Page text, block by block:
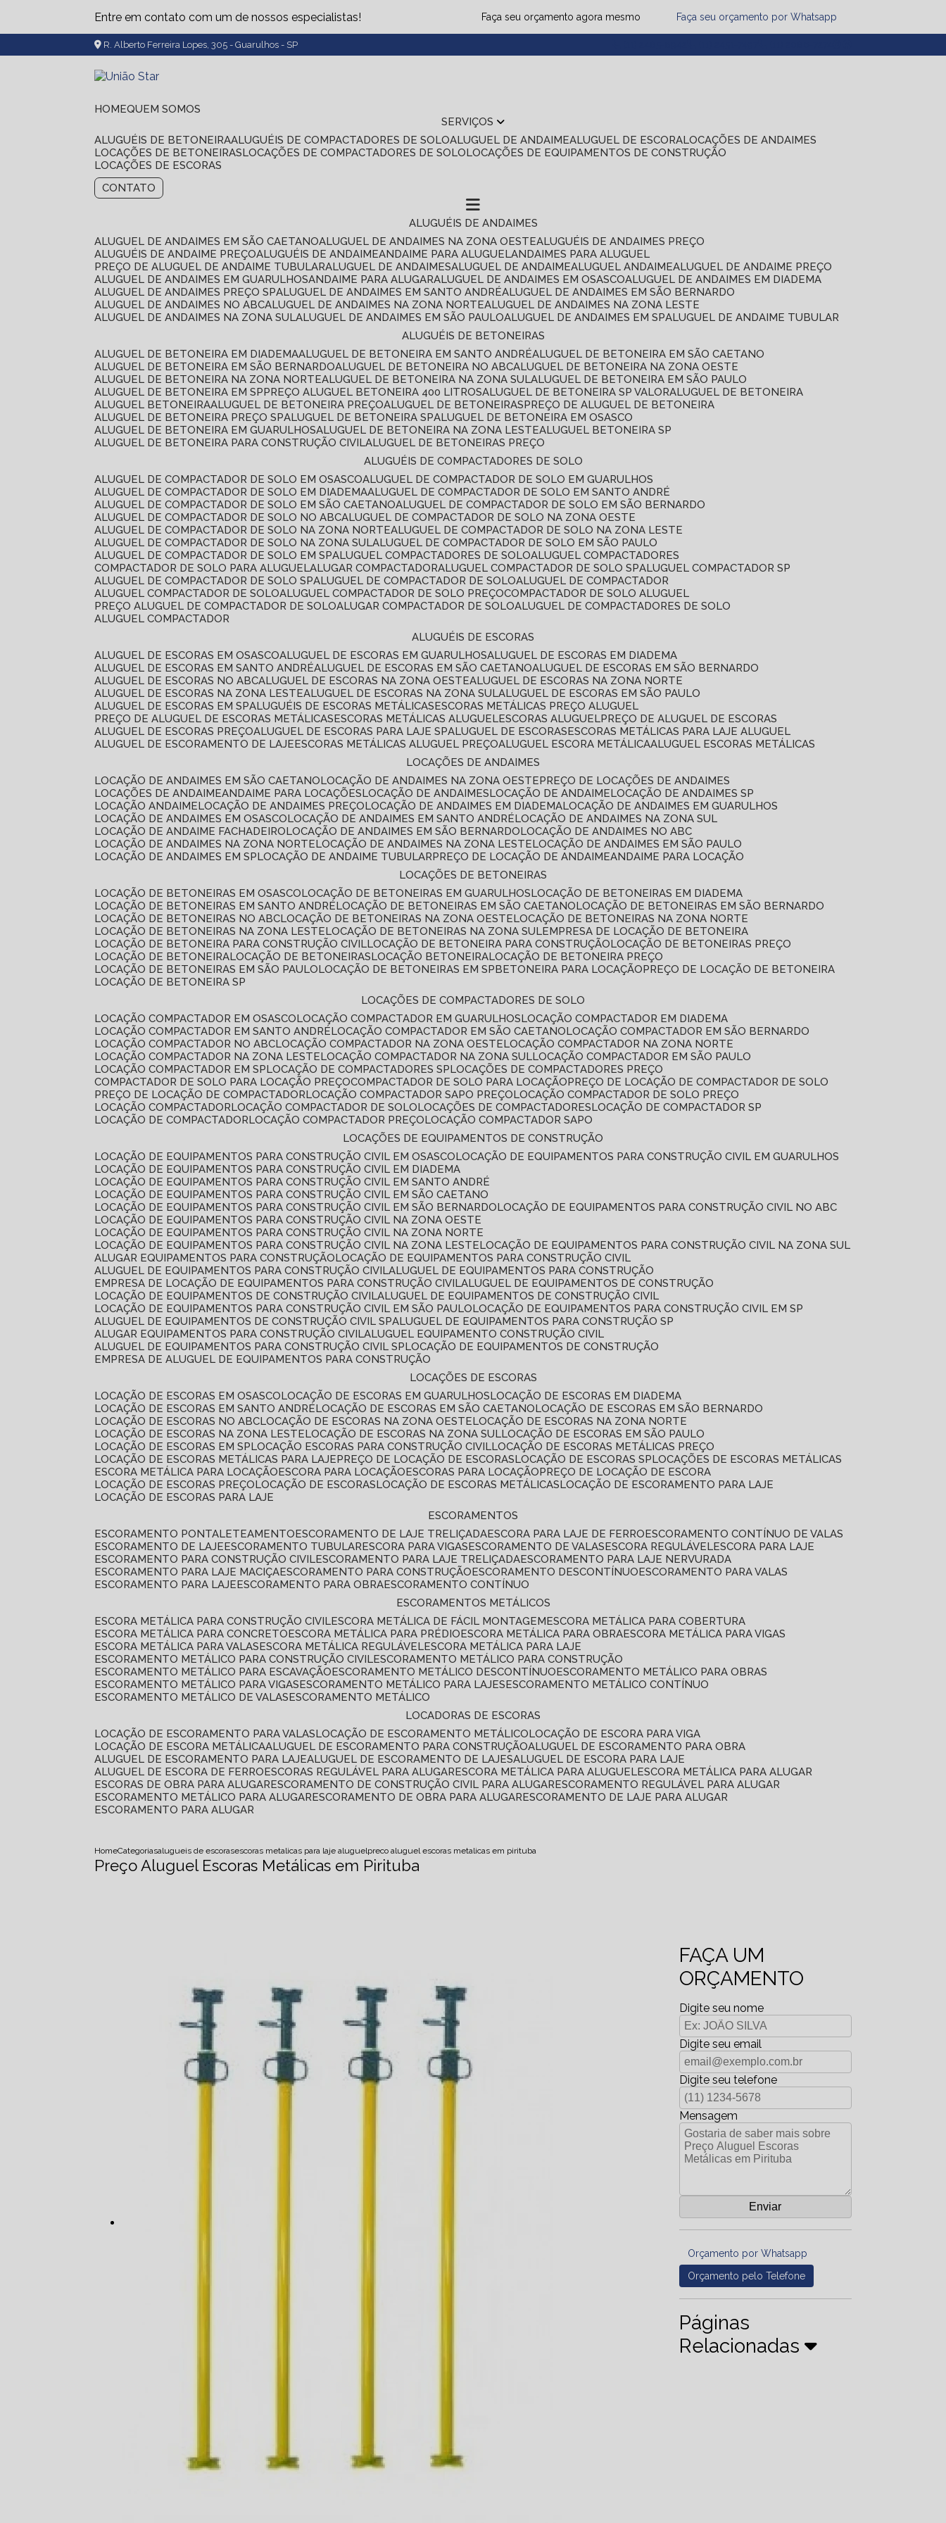
Entre em contato com um de nossos especialistas! Faça seu orçamento agora mesmo Faça seu orçamento por Whatsapp
R. Alberto Ferreira Lopes, 305 - Guarulhos - SP
HOME
QUEM SOMOS
SERVIÇOS
ALUGUÉIS DE BETONEIRA ALUGUÉIS DE COMPACTADORES DE SOLO ALUGUEL DE ANDAIME ALUGUEL DE ESCORA LOCAÇÕES DE ANDAIMES
LOCAÇÕES DE BETONEIRAS LOCAÇÕES DE COMPACTADORES DE SOLO LOCAÇÕES DE EQUIPAMENTOS DE CONSTRUÇÃO
LOCAÇÕES DE ESCORAS
CONTATO
ALUGUÉIS DE ANDAIMES
ALUGUEL DE ANDAIMES EM SÃO CAETANO ALUGUEL DE ANDAIMES NA ZONA OESTE ALUGUÉIS DE ANDAIMES PREÇO
ALUGUÉIS DE ANDAIME PREÇO ALUGUÉIS DE ANDAIME ANDAIME PARA ALUGUEL ANDAIMES PARA ALUGUEL
PREÇO DE ALUGUEL DE ANDAIME TUBULAR ALUGUEL DE ANDAIMES ALUGUEL DE ANDAIME ALUGUEL ANDAIME ALUGUEL DE ANDAIME PREÇO
ALUGUEL DE ANDAIMES EM GUARULHOS ANDAIME PARA ALUGAR ALUGUEL DE ANDAIMES EM OSASCO ALUGUEL DE ANDAIMES EM DIADEMA
ALUGUEL DE ANDAIMES PREÇO SP ALUGUEL DE ANDAIMES EM SANTO ANDRÉ ALUGUEL DE ANDAIMES EM SÃO BERNARDO
ALUGUEL DE ANDAIMES NO ABC ALUGUEL DE ANDAIMES NA ZONA NORTE ALUGUEL DE ANDAIMES NA ZONA LESTE
ALUGUEL DE ANDAIMES NA ZONA SUL ALUGUEL DE ANDAIMES EM SÃO PAULO ALUGUEL DE ANDAIMES EM SP ALUGUEL DE ANDAIME TUBULAR
ALUGUÉIS DE BETONEIRAS
ALUGUEL DE BETONEIRA EM DIADEMA ALUGUEL DE BETONEIRA EM SANTO ANDRÉ ALUGUEL DE BETONEIRA EM SÃO CAETANO
ALUGUEL DE BETONEIRA EM SÃO BERNARDO ALUGUEL DE BETONEIRA NO ABC ALUGUEL DE BETONEIRA NA ZONA OESTE
ALUGUEL DE BETONEIRA NA ZONA NORTE ALUGUEL DE BETONEIRA NA ZONA SUL ALUGUEL DE BETONEIRA EM SÃO PAULO
ALUGUEL DE BETONEIRA EM SP
PREÇO ALUGUEL BETONEIRA 400 LITROS ALUGUEL DE BETONEIRA SP VALOR ALUGUEL DE BETONEIRA
ALUGUEL BETONEIRA ALUGUEL DE BETONEIRA PREÇO ALUGUEL DE BETONEIRAS
PREÇO DE ALUGUEL DE BETONEIRA
ALUGUEL DE BETONEIRA PREÇO SP ALUGUEL DE BETONEIRA SP ALUGUEL DE BETONEIRA EM OSASCO
ALUGUEL DE BETONEIRA EM GUARULHOS ALUGUEL DE BETONEIRA NA ZONA LESTE ALUGUEL BETONEIRA SP
ALUGUEL DE BETONEIRA PARA CONSTRUÇÃO CIVIL ALUGUEL DE BETONEIRAS PREÇO
ALUGUÉIS DE COMPACTADORES DE SOLO
ALUGUEL DE COMPACTADOR DE SOLO EM OSASCO ALUGUEL DE COMPACTADOR DE SOLO EM GUARULHOS
ALUGUEL DE COMPACTADOR DE SOLO EM DIADEMA ALUGUEL DE COMPACTADOR DE SOLO EM SANTO ANDRÉ
ALUGUEL DE COMPACTADOR DE SOLO EM SÃO CAETANO ALUGUEL DE COMPACTADOR DE SOLO EM SÃO BERNARDO
ALUGUEL DE COMPACTADOR DE SOLO NO ABC ALUGUEL DE COMPACTADOR DE SOLO NA ZONA OESTE
ALUGUEL DE COMPACTADOR DE SOLO NA ZONA NORTE ALUGUEL DE COMPACTADOR DE SOLO NA ZONA LESTE
ALUGUEL DE COMPACTADOR DE SOLO NA ZONA SUL ALUGUEL DE COMPACTADOR DE SOLO EM SÃO PAULO
ALUGUEL DE COMPACTADOR DE SOLO EM SP ALUGUEL COMPACTADORES DE SOLO ALUGUEL COMPACTADORES
COMPACTADOR DE SOLO PARA ALUGUEL ALUGAR COMPACTADOR ALUGUEL COMPACTADOR DE SOLO SP ALUGUEL COMPACTADOR SP
ALUGUEL DE COMPACTADOR DE SOLO SP ALUGUEL DE COMPACTADOR DE SOLO ALUGUEL DE COMPACTADOR
ALUGUEL COMPACTADOR DE SOLO ALUGUEL COMPACTADOR DE SOLO PREÇO COMPACTADOR DE SOLO ALUGUEL
PREÇO ALUGUEL DE COMPACTADOR DE SOLO ALUGAR COMPACTADOR DE SOLO ALUGUEL DE COMPACTADORES DE SOLO
ALUGUEL COMPACTADOR
ALUGUÉIS DE ESCORAS
ALUGUEL DE ESCORAS EM OSASCO ALUGUEL DE ESCORAS EM GUARULHOS ALUGUEL DE ESCORAS EM DIADEMA
ALUGUEL DE ESCORAS EM SANTO ANDRÉ ALUGUEL DE ESCORAS EM SÃO CAETANO ALUGUEL DE ESCORAS EM SÃO BERNARDO
ALUGUEL DE ESCORAS NO ABC ALUGUEL DE ESCORAS NA ZONA OESTE ALUGUEL DE ESCORAS NA ZONA NORTE
ALUGUEL DE ESCORAS NA ZONA LESTE ALUGUEL DE ESCORAS NA ZONA SUL ALUGUEL DE ESCORAS EM SÃO PAULO
ALUGUEL DE ESCORAS EM SP ALUGUÉIS DE ESCORAS METÁLICAS
ESCORAS METÁLICAS PREÇO ALUGUEL
PREÇO DE ALUGUEL DE ESCORAS METÁLICAS
ESCORAS METÁLICAS ALUGUEL ESCORAS ALUGUEL
PREÇO DE ALUGUEL DE ESCORAS
ALUGUEL DE ESCORAS PREÇO ALUGUEL DE ESCORAS PARA LAJE SP ALUGUEL DE ESCORAS
ESCORAS METÁLICAS PARA LAJE ALUGUEL
ALUGUEL DE ESCORAMENTO DE LAJE
ESCORAS METÁLICAS ALUGUEL PREÇO ALUGUEL ESCORA METÁLICA ALUGUEL ESCORAS METÁLICAS
LOCAÇÕES DE ANDAIMES
LOCAÇÃO DE ANDAIMES EM SÃO CAETANO LOCAÇÃO DE ANDAIMES NA ZONA OESTE
PREÇO DE LOCAÇÕES DE ANDAIMES
LOCAÇÕES DE ANDAIME ANDAIME PARA LOCAÇÕES LOCAÇÃO DE ANDAIMES LOCAÇÃO DE ANDAIME LOCAÇÃO DE ANDAIMES SP
LOCAÇÃO ANDAIME LOCAÇÃO DE ANDAIMES PREÇO LOCAÇÃO DE ANDAIMES EM DIADEMA LOCAÇÃO DE ANDAIMES EM GUARULHOS
LOCAÇÃO DE ANDAIMES EM OSASCO LOCAÇÃO DE ANDAIMES EM SANTO ANDRÉ LOCAÇÃO DE ANDAIMES NA ZONA SUL
LOCAÇÃO DE ANDAIME FACHADEIRO LOCAÇÃO DE ANDAIMES EM SÃO BERNARDO LOCAÇÃO DE ANDAIMES NO ABC
LOCAÇÃO DE ANDAIMES NA ZONA NORTE LOCAÇÃO DE ANDAIMES NA ZONA LESTE LOCAÇÃO DE ANDAIMES EM SÃO PAULO
LOCAÇÃO DE ANDAIMES EM SP LOCAÇÃO DE ANDAIME TUBULAR PREÇO DE LOCAÇÃO DE ANDAIME ANDAIME PARA LOCAÇÃO
LOCAÇÕES DE BETONEIRAS
LOCAÇÃO DE BETONEIRAS EM OSASCO LOCAÇÃO DE BETONEIRAS EM GUARULHOS LOCAÇÃO DE BETONEIRAS EM DIADEMA
LOCAÇÃO DE BETONEIRAS EM SANTO ANDRÉ LOCAÇÃO DE BETONEIRAS EM SÃO CAETANO LOCAÇÃO DE BETONEIRAS EM SÃO BERNARDO
LOCAÇÃO DE BETONEIRAS NO ABC LOCAÇÃO DE BETONEIRAS NA ZONA OESTE LOCAÇÃO DE BETONEIRAS NA ZONA NORTE
LOCAÇÃO DE BETONEIRAS NA ZONA LESTE LOCAÇÃO DE BETONEIRAS NA ZONA SUL
EMPRESA DE LOCAÇÃO DE BETONEIRA
LOCAÇÃO DE BETONEIRA PARA CONSTRUÇÃO CIVIL LOCAÇÃO DE BETONEIRA PARA CONSTRUÇÃO LOCAÇÃO DE BETONEIRAS PREÇO
LOCAÇÃO DE BETONEIRA LOCAÇÃO DE BETONEIRAS LOCAÇÃO BETONEIRA LOCAÇÃO DE BETONEIRA PREÇO
LOCAÇÃO DE BETONEIRAS EM SÃO PAULO LOCAÇÃO DE BETONEIRAS EM SP BETONEIRA PARA LOCAÇÃO
PREÇO DE LOCAÇÃO DE BETONEIRA
LOCAÇÃO DE BETONEIRA SP
LOCAÇÕES DE COMPACTADORES DE SOLO
LOCAÇÃO COMPACTADOR EM OSASCO LOCAÇÃO COMPACTADOR EM GUARULHOS LOCAÇÃO COMPACTADOR EM DIADEMA
LOCAÇÃO COMPACTADOR EM SANTO ANDRÉ LOCAÇÃO COMPACTADOR EM SÃO CAETANO LOCAÇÃO COMPACTADOR EM SÃO BERNARDO
LOCAÇÃO COMPACTADOR NO ABC LOCAÇÃO COMPACTADOR NA ZONA OESTE LOCAÇÃO COMPACTADOR NA ZONA NORTE
LOCAÇÃO COMPACTADOR NA ZONA LESTE LOCAÇÃO COMPACTADOR NA ZONA SUL LOCAÇÃO COMPACTADOR EM SÃO PAULO
LOCAÇÃO COMPACTADOR EM SP LOCAÇÃO DE COMPACTADORES SP LOCAÇÕES DE COMPACTADORES PREÇO
COMPACTADOR DE SOLO PARA LOCAÇÃO PREÇO COMPACTADOR DE SOLO PARA LOCAÇÃO
PREÇO DE LOCAÇÃO DE COMPACTADOR DE SOLO
PREÇO DE LOCAÇÃO DE COMPACTADOR LOCAÇÃO COMPACTADOR SAPO PREÇO LOCAÇÃO COMPACTADOR DE SOLO PREÇO
LOCAÇÃO COMPACTADOR LOCAÇÃO COMPACTADOR DE SOLO LOCAÇÕES DE COMPACTADORES LOCAÇÃO DE COMPACTADOR SP
LOCAÇÃO DE COMPACTADOR LOCAÇÃO COMPACTADOR PREÇO LOCAÇÃO COMPACTADOR SAPO
LOCAÇÕES DE EQUIPAMENTOS DE CONSTRUÇÃO
LOCAÇÃO DE EQUIPAMENTOS PARA CONSTRUÇÃO CIVIL EM OSASCO LOCAÇÃO DE EQUIPAMENTOS PARA CONSTRUÇÃO CIVIL EM GUARULHOS
LOCAÇÃO DE EQUIPAMENTOS PARA CONSTRUÇÃO CIVIL EM DIADEMA
LOCAÇÃO DE EQUIPAMENTOS PARA CONSTRUÇÃO CIVIL EM SANTO ANDRÉ
LOCAÇÃO DE EQUIPAMENTOS PARA CONSTRUÇÃO CIVIL EM SÃO CAETANO
LOCAÇÃO DE EQUIPAMENTOS PARA CONSTRUÇÃO CIVIL EM SÃO BERNARDO LOCAÇÃO DE EQUIPAMENTOS PARA CONSTRUÇÃO CIVIL NO ABC
LOCAÇÃO DE EQUIPAMENTOS PARA CONSTRUÇÃO CIVIL NA ZONA OESTE
LOCAÇÃO DE EQUIPAMENTOS PARA CONSTRUÇÃO CIVIL NA ZONA NORTE
LOCAÇÃO DE EQUIPAMENTOS PARA CONSTRUÇÃO CIVIL NA ZONA LESTE LOCAÇÃO DE EQUIPAMENTOS PARA CONSTRUÇÃO CIVIL NA ZONA SUL
ALUGAR EQUIPAMENTOS PARA CONSTRUÇÃO LOCAÇÃO DE EQUIPAMENTOS PARA CONSTRUÇÃO CIVIL
ALUGUEL DE EQUIPAMENTOS PARA CONSTRUÇÃO CIVIL ALUGUEL DE EQUIPAMENTOS PARA CONSTRUÇÃO
EMPRESA DE LOCAÇÃO DE EQUIPAMENTOS PARA CONSTRUÇÃO CIVIL ALUGUEL DE EQUIPAMENTOS DE CONSTRUÇÃO
LOCAÇÃO DE EQUIPAMENTOS DE CONSTRUÇÃO CIVIL ALUGUEL DE EQUIPAMENTOS DE CONSTRUÇÃO CIVIL
LOCAÇÃO DE EQUIPAMENTOS PARA CONSTRUÇÃO CIVIL EM SÃO PAULO LOCAÇÃO DE EQUIPAMENTOS PARA CONSTRUÇÃO CIVIL EM SP
ALUGUEL DE EQUIPAMENTOS DE CONSTRUÇÃO CIVIL SP ALUGUEL DE EQUIPAMENTOS PARA CONSTRUÇÃO SP
ALUGAR EQUIPAMENTOS PARA CONSTRUÇÃO CIVIL ALUGUEL EQUIPAMENTO CONSTRUÇÃO CIVIL
ALUGUEL DE EQUIPAMENTOS PARA CONSTRUÇÃO CIVIL SP LOCAÇÃO DE EQUIPAMENTOS DE CONSTRUÇÃO
EMPRESA DE ALUGUEL DE EQUIPAMENTOS PARA CONSTRUÇÃO
LOCAÇÕES DE ESCORAS
LOCAÇÃO DE ESCORAS EM OSASCO LOCAÇÃO DE ESCORAS EM GUARULHOS LOCAÇÃO DE ESCORAS EM DIADEMA
LOCAÇÃO DE ESCORAS EM SANTO ANDRÉ LOCAÇÃO DE ESCORAS EM SÃO CAETANO LOCAÇÃO DE ESCORAS EM SÃO BERNARDO
LOCAÇÃO DE ESCORAS NO ABC LOCAÇÃO DE ESCORAS NA ZONA OESTE LOCAÇÃO DE ESCORAS NA ZONA NORTE
LOCAÇÃO DE ESCORAS NA ZONA LESTE LOCAÇÃO DE ESCORAS NA ZONA SUL LOCAÇÃO DE ESCORAS EM SÃO PAULO
LOCAÇÃO DE ESCORAS EM SP LOCAÇÃO ESCORAS PARA CONSTRUÇÃO CIVIL LOCAÇÃO DE ESCORAS METÁLICAS PREÇO
LOCAÇÃO DE ESCORAS METÁLICAS PARA LAJE
PREÇO DE LOCAÇÃO DE ESCORAS LOCAÇÃO DE ESCORAS SP LOCAÇÕES DE ESCORAS METÁLICAS
ESCORA METÁLICA PARA LOCAÇÃO
ESCORA PARA LOCAÇÃO ESCORAS PARA LOCAÇÃO
PREÇO DE LOCAÇÃO DE ESCORA
LOCAÇÃO DE ESCORAS PREÇO LOCAÇÃO DE ESCORAS LOCAÇÃO DE ESCORAS METÁLICAS LOCAÇÃO DE ESCORAMENTO PARA LAJE
LOCAÇÃO DE ESCORAS PARA LAJE
ESCORAMENTOS
ESCORAMENTO PONTALETEAMENTO
ESCORAMENTO DE LAJE TRELIÇADA ESCORA PARA LAJE DE FERRO
ESCORAMENTO CONTÍNUO DE VALAS
ESCORAMENTO DE LAJE
ESCORAMENTO TUBULAR ESCORA PARA VIGAS ESCORAMENTO DE VALAS ESCORA REGULÁVEL ESCORA PARA LAJE
ESCORAMENTO PARA CONSTRUÇÃO CIVIL ESCORAMENTO PARA LAJE TRELIÇADA ESCORAMENTO PARA LAJE NERVURADA
ESCORAMENTO PARA LAJE MACIÇA ESCORAMENTO PARA CONSTRUÇÃO ESCORAMENTO DESCONTÍNUO
ESCORAMENTO PARA VALAS
ESCORAMENTO PARA LAJE
ESCORAMENTO PARA OBRA ESCORAMENTO CONTÍNUO
ESCORAMENTOS METÁLICOS
ESCORA METÁLICA PARA CONSTRUÇÃO CIVIL ESCORA METÁLICA DE FÁCIL MONTAGEM
ESCORA METÁLICA PARA COBERTURA
ESCORA METÁLICA PARA CONCRETO
ESCORA METÁLICA PARA PRÉDIO ESCORA METÁLICA PARA OBRA ESCORA METÁLICA PARA VIGAS
ESCORA METÁLICA PARA VALAS
ESCORA METÁLICA REGULÁVEL ESCORA METÁLICA PARA LAJE
ESCORAMENTO METÁLICO PARA CONSTRUÇÃO CIVIL ESCORAMENTO METÁLICO PARA CONSTRUÇÃO
ESCORAMENTO METÁLICO PARA ESCAVAÇÃO
ESCORAMENTO METÁLICO DESCONTÍNUO
ESCORAMENTO METÁLICO PARA OBRAS
ESCORAMENTO METÁLICO PARA VIGAS
ESCORAMENTO METÁLICO PARA LAJES
ESCORAMENTO METÁLICO CONTÍNUO
ESCORAMENTO METÁLICO DE VALAS
ESCORAMENTO METÁLICO
LOCADORAS DE ESCORAS
LOCAÇÃO DE ESCORAMENTO PARA VALAS LOCAÇÃO DE ESCORAMENTO METÁLICO LOCAÇÃO DE ESCORA PARA VIGA
LOCAÇÃO DE ESCORA METÁLICA ALUGUEL DE ESCORAMENTO PARA CONSTRUÇÃO ALUGUEL DE ESCORAMENTO PARA OBRA
ALUGUEL DE ESCORAMENTO PARA LAJE ALUGUEL DE ESCORAMENTO DE LAJES ALUGUEL DE ESCORA PARA LAJE
ALUGUEL DE ESCORA DE FERRO
ESCORAS REGULÁVEL PARA ALUGAR ESCORA METÁLICA PARA ALUGUEL ESCORA METÁLICA PARA ALUGAR
ESCORAS DE OBRA PARA ALUGAR ESCORAMENTO DE CONSTRUÇÃO CIVIL PARA ALUGAR ESCORAMENTO REGULÁVEL PARA ALUGAR
ESCORAMENTO METÁLICO PARA ALUGAR ESCORAMENTO DE OBRA PARA ALUGAR ESCORAMENTO DE LAJE PARA ALUGAR
ESCORAMENTO PARA ALUGAR
HomeCategoriasalugueis de escorasescoras metalicas para laje aluguelpreco aluguel escoras metalicas em pirituba
Preço Aluguel Escoras Metálicas em Pirituba
FAÇA UM
ORÇAMENTO
Digite seu nome
Digite seu email
Digite seu telefone
Mensagem
Orçamento por Whatsapp
Orçamento pelo Telefone
Páginas
Relacionadas